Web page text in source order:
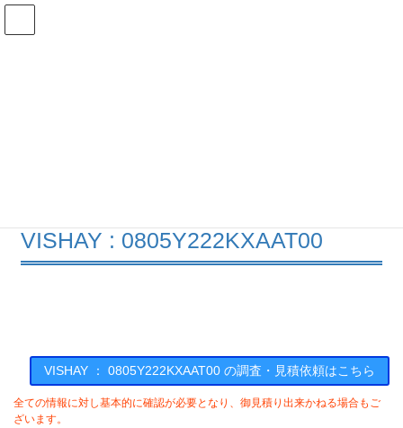
コ
ナ
VISHAY : 0805Y222KXAAT00
VISHAY ： 0805Y222KXAAT00 の調査・見積依頼はこちら
全ての情報に対し基本的に確認が必要となり、御見積り出来かねる場合もご
ざいます。